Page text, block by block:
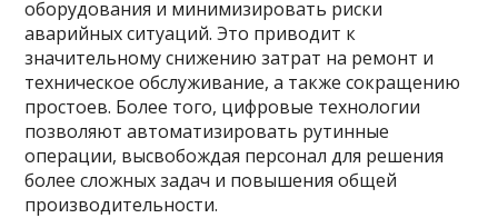
оборудования и минимизировать риски
аварийных ситуаций. Это приводит к
значительному снижению затрат на ремонт и
техническое обслуживание, а также сокращению
простоев. Более того, цифровые технологии
позволяют автоматизировать рутинные
операции, высвобождая персонал для решения
более сложных задач и повышения общей
производительности.